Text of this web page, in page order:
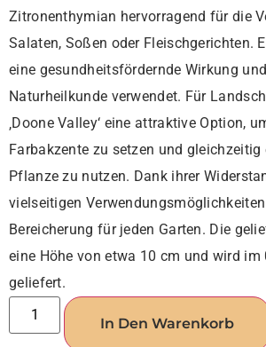
Zitronenthymian hervorragend für die
Salaten, Soßen oder Fleischgerichten.
eine gesundheitsfördernde Wirkung
Naturheilkunde verwendet. Für
‚Doone Valley‘ eine attraktive Option,
Farbakzente zu setzen und
Pflanze zu nutzen. Dank ihrer
vielseitigen
Bereicherung für jeden Garten. Die
eine Höhe von etwa 10 cm und wird im
geliefert.
In Den Warenkorb